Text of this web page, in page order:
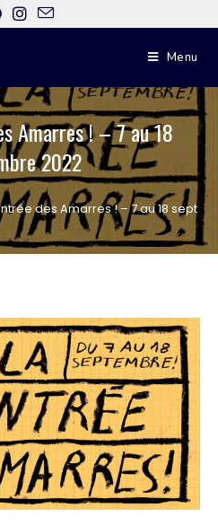
Menu
Amarres ! – 7 au 18
2022
des Amarres ! – 7 au 18